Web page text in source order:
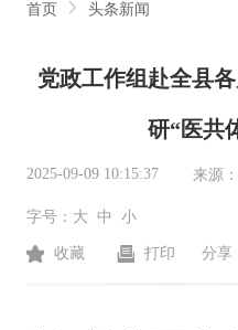
首页 头条新闻
党政工作组赴全县
研“医共
2025-09-09 10:15:37 来源：
字号： 大 中 小
收藏 打印 分享